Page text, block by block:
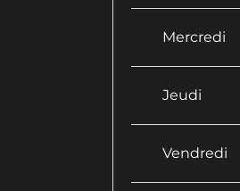
Mercredi
Jeudi
Vendredi